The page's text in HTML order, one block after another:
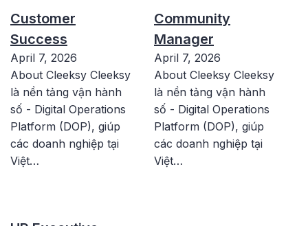
Customer
Success
April 7, 2026
About Cleeksy Cleeksy
là nền tảng vận hành
số - Digital Operations
Platform (DOP), giúp
các doanh nghiệp tại
Việt…
Community
Manager
April 7, 2026
About Cleeksy Cleeksy
là nền tảng vận hành
số - Digital Operations
Platform (DOP), giúp
các doanh nghiệp tại
Việt…